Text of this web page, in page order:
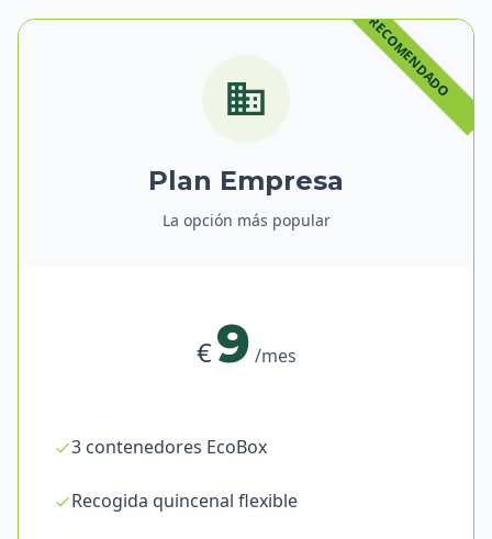
Plan Empresa
La opción más popular
€9 /mes
3 contenedores EcoBox
Recogida quincenal flexible